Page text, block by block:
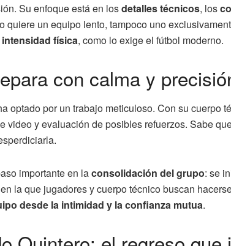
Su enfoque está en losdetalles técnicos, los
quiere un equipo lento, tampoco uno
intensidad física, como lo exige el fútbol moderno.
con calma y
optado por un trabajo meticuloso. Con su cuerpo
video y evaluación de posibles refuerzos. Sabe
importante en laconsolidación del grupo: se
la que jugadores y cuerpo técnico buscan
desde la intimidad y la confianza mutua.